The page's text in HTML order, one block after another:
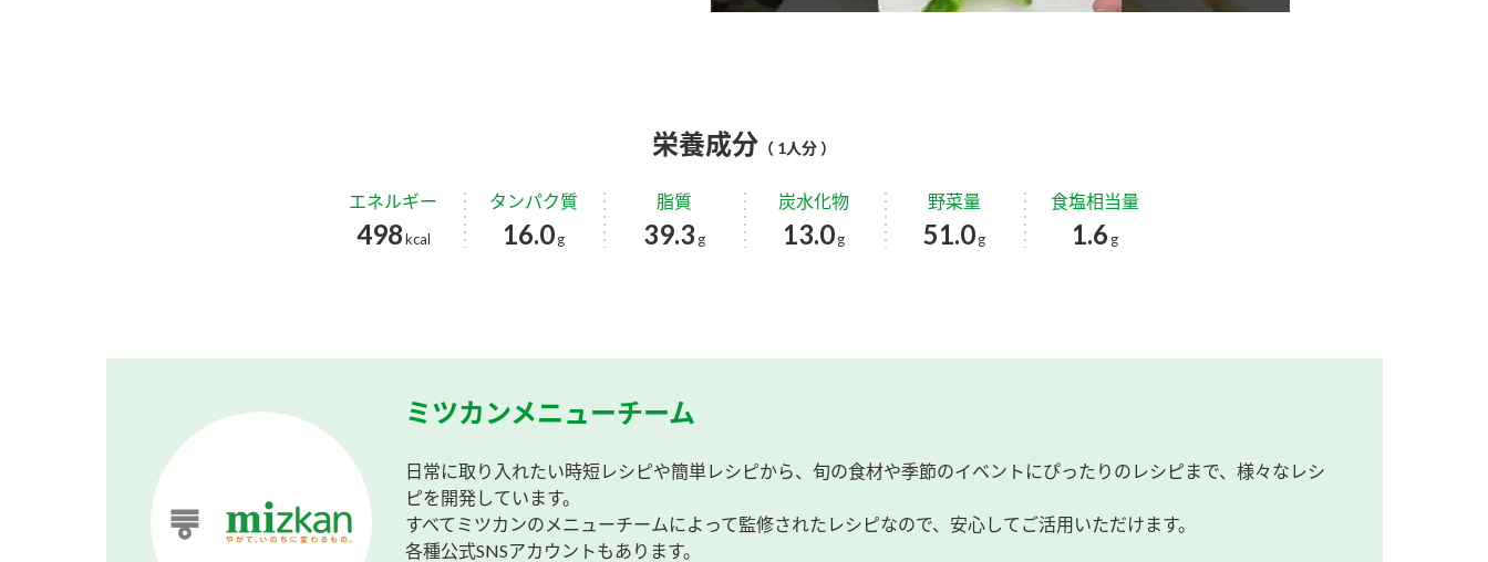
栄養成分 （ 1人分 ）
エネルギー
498kcal
タンパク質
16.0g
脂質
39.3 g
炭水化物
13.0g
野菜量
51.0g
食塩相当量
1.6 g
ミツカンメニューチーム
日常に取り入れたい時短レシピや簡単レシピから、旬の食材や季節のイベントにぴったりのレシピまで、様々なレシ
ピを開発しています。
すべてミツカンのメニューチームによって監修されたレシピなので、安心してご活用いただけます。
各種公式SNSアカウントもあります。